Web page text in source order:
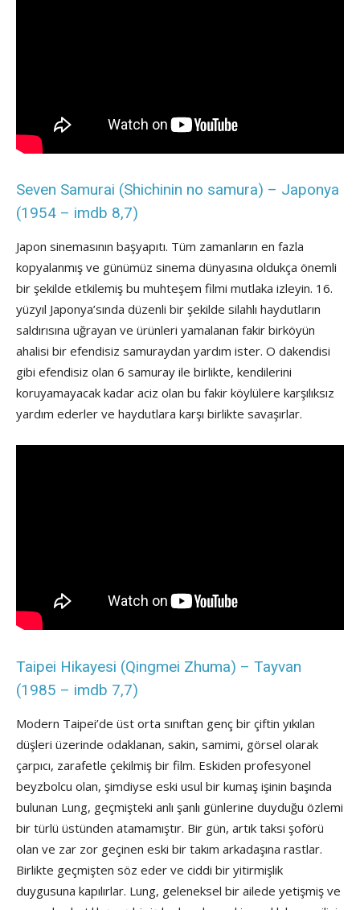
Seven Samurai (Shichinin no samura) – Japonya
(1954 – imdb 8,7)
Japon sinemasının başyapıtı. Tüm zamanların en fazla
kopyalanmış ve günümüz sinema dünyasına oldukça önemli
bir şekilde etkilemiş bu muhteşem filmi mutlaka izleyin. 16.
yüzyıl Japonya’sında düzenli bir şekilde silahlı haydutların
saldırısına uğrayan ve ürünleri yamalanan fakir birköyün
ahalisi bir efendisiz samuraydan yardım ister. O dakendisi
gibi efendisiz olan 6 samuray ile birlikte, kendilerini
koruyamayacak kadar aciz olan bu fakir köylülere karşılıksız
yardım ederler ve haydutlara karşı birlikte savaşırlar.
Taipei Hikayesi (Qingmei Zhuma) – Tayvan
(1985 – imdb 7,7)
Modern Taipei’de üst orta sınıftan genç bir çiftin yıkılan
düşleri üzerinde odaklanan, sakin, samimi, görsel olarak
çarpıcı, zarafetle çekilmiş bir film. Eskiden profesyonel
beyzbolcu olan, şimdiyse eski usul bir kumaş işinin başında
bulunan Lung, geçmişteki anlı şanlı günlerine duyduğu özlemi
bir türlü üstünden atamamıştır. Bir gün, artık taksi şoförü
olan ve zar zor geçinen eski bir takım arkadaşına rastlar.
Birlikte geçmişten söz eder ve ciddi bir yitirmişlik
duygusuna kapılırlar. Lung, geleneksel bir ailede yetişmiş ve